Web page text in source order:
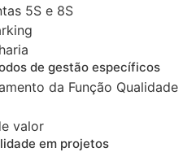
5S e 8S
de gestão específicos
da Função Qualidade
valor
em projetos